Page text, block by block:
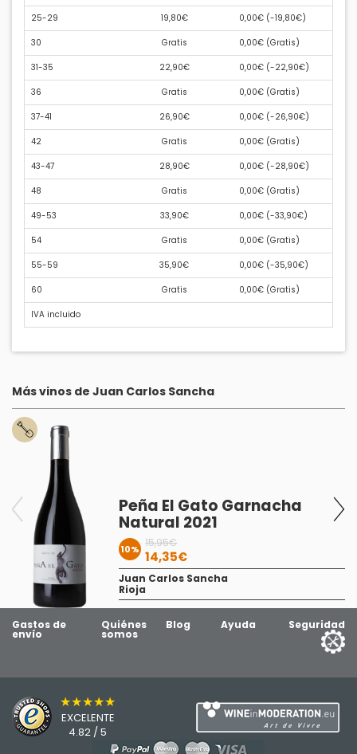
25-29 19,80€ 0,00€ (-19,80€)
30 Gratis 0,00€ (Gratis)
31-35 22,90€ 0,00€ (-22,90€)
36 Gratis 0,00€ (Gratis)
37-41 26,90€ 0,00€ (-26,90€)
42 Gratis 0,00€ (Gratis)
43-47 28,90€ 0,00€ (-28,90€)
48 Gratis 0,00€ (Gratis)
49-53 33,90€ 0,00€ (-33,90€)
54 Gratis 0,00€ (Gratis)
55-59 35,90€ 0,00€ (-35,90€)
60 Gratis 0,00€ (Gratis)
IVA incluido
Más vinos de Juan Carlos Sancha
Peña El Gato Garnacha
Natural 2021
10% 15,95€
14,35€
Juan Carlos Sancha
Rioja
Gastos de
envío
Quiénes
somos
Blog Ayuda Seguridad
★★★★★
EXCELENTE
4.82 / 5